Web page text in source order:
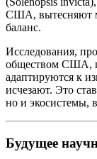
США, вытесняют
баланс.
Исследования,
обществом США,
адаптируются к
исчезают. Это
но и экосистемы,
Будущее